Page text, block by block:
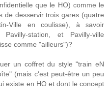
que le HO) comme le
de desservir trois gares (quatre
Ville en coulisse), à savoir
Pavilly-station, et Pavilly-ville
comme "ailleurs")?
un coffret du style "train eN
(mais c'est peut-être un peu
existe en HO et dont le concept